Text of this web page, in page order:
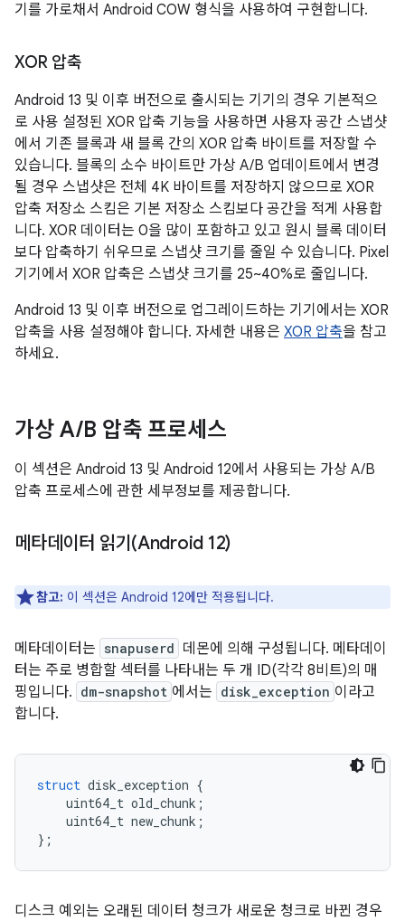
기를 가로채서 Android COW 형식을 사용하여 구현합니다.
XOR 압축
Android 13 및 이후 버전으로 출시되는 기기의 경우 기본적으
로 사용 설정된 XOR 압축 기능을 사용하면 사용자 공간 스냅샷
에서 기존 블록과 새 블록 간의 XOR 압축 바이트를 저장할 수
있습니다. 블록의 소수 바이트만 가상 A/B 업데이트에서 변경
될 경우 스냅샷은 전체 4K 바이트를 저장하지 않으므로 XOR
압축 저장소 스킴은 기본 저장소 스킴보다 공간을 적게 사용합
니다. XOR 데이터는 0을 많이 포함하고 있고 원시 블록 데이터
보다 압축하기 쉬우므로 스냅샷 크기를 줄일 수 있습니다. Pixel
기기에서 XOR 압축은 스냅샷 크기를 25~40%로 줄입니다.
Android 13 및 이후 버전으로 업그레이드하는 기기에서는 XOR
압축을 사용 설정해야 합니다. 자세한 내용은 XOR 압축을 참고
하세요.
가상 A/B 압축 프로세스
이 섹션은 Android 13 및 Android 12에서 사용되는 가상 A/B
압축 프로세스에 관한 세부정보를 제공합니다.
메타데이터 읽기(Android 12)
참고: 이 섹션은 Android 12에만 적용됩니다.
메타데이터는 snapuserd 데몬에 의해 구성됩니다. 메타데이
터는 주로 병합할 섹터를 나타내는 두 개 ID(각각 8비트)의 매
핑입니다. dm-snapshot 에서는 disk_exception 이라고
합니다.
struct disk_exception {
uint64_t old_chunk ;
uint64_t new_chunk ;
};
디스크 예외는 오래된 데이터 청크가 새로운 청크로 바뀐 경우